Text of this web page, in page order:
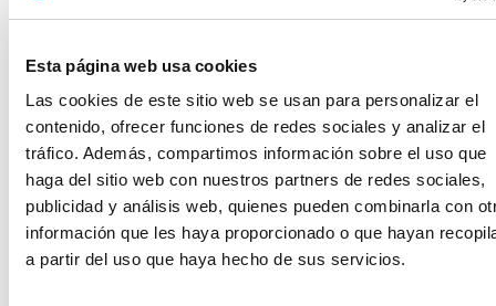
Esta página web usa cookies
Las cookies de este sitio web se usan para personalizar el
contenido, ofrecer funciones de redes sociales y analizar el
tráfico. Además, compartimos información sobre el uso que
haga del sitio web con nuestros partners de redes sociales,
publicidad y análisis web, quienes pueden combinarla con
información que les haya proporcionado o que hayan
a partir del uso que haya hecho de sus servicios.
Buenas prácticas en su utilización.
Estudios de maniobras y procedimientos de izado
El estudio técnico de maniobras como herramienta eficaz de
trabajo.
Categorización de maniobras.
Requisitos imprescindibles.
Como interpretarlos.